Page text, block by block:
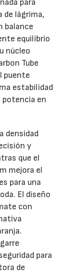
para
de lágrima,
balance
equilibrio
núcleo
Tube
puente
estabilidad
en
densidad
y
que el
mejora el
para una
El diseño
con
para
de